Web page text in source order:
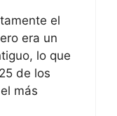
el
era un
lo que
de los
más